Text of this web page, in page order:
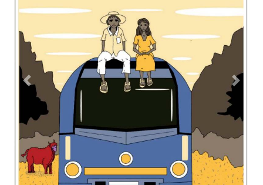
Previous Next